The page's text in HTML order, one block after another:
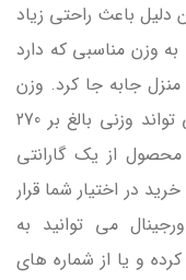
دلیل باعث راحتی زیاد
وزن مناسبی که دارد
جابه جا کرد. وزن
بدنه محصول تنها 9 کیلوگرم بوده اما می تواند وزنی بالغ بر 270
از یک گارانتی
خرید در اختیار شما قرار
می توانید به
و یا از شماره های